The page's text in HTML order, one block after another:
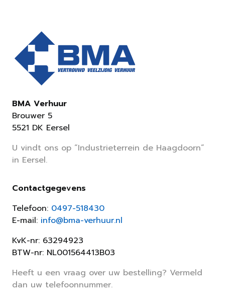
BMA Verhuur
Brouwer 5
5521 DK Eersel
U vindt ons op “Industrieterrein de Haagdoorn”
in Eersel.
Contactgegevens
Telefoon: 0497-518430
E-mail: info@bma-verhuur.nl
KvK-nr: 63294923
BTW-nr: NL001564413B03
Heeft u een vraag over uw bestelling? Vermeld
dan uw telefoonnummer.